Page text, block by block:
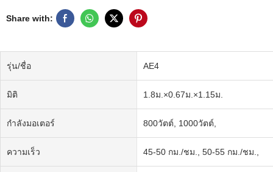
Share with:
รุ่น/ชื่อ AE4
มิติ 1.8ม.×0.67ม.×1.15ม.
กำลังมอเตอร์ 800วัตต์, 1000วัตต์,
ความเร็ว 45-50 กม./ชม., 50-55 กม./ชม.,